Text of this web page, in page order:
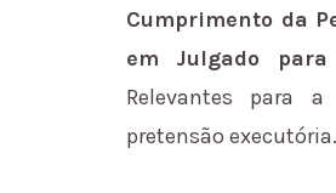
Cumprimento da
em Julgado para
Relevantes para a
pretensão executória.